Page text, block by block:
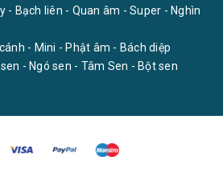
- Bạch liên - Quan âm - Super - Nghìn
- Mini - Phật âm - Bách diệp
- Ngó sen - Tâm Sen - Bột sen